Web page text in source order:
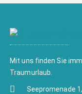
Mit uns finden Sie
Traumurlaub.
Seepromenade